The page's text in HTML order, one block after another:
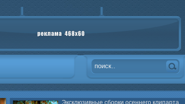
Эксклюзивные сборки осеннего клипарта,